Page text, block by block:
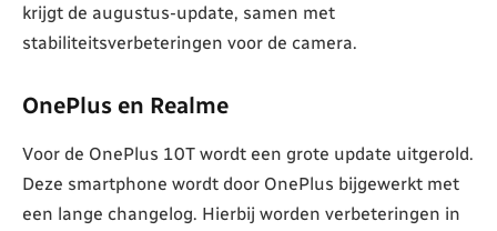
krijgt de augustus-update, samen met
stabiliteitsverbeteringen voor de camera.
OnePlus en Realme
Voor de OnePlus 10T wordt een grote update uitgerold.
Deze smartphone wordt door OnePlus bijgewerkt met
een lange changelog. Hierbij worden verbeteringen in